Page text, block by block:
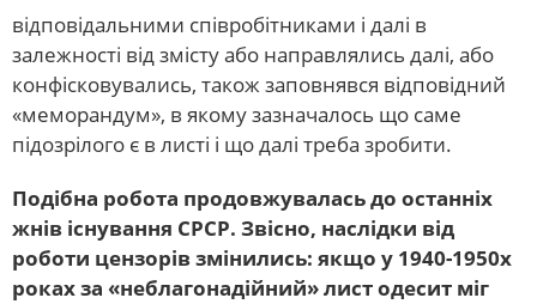
відповідальними співробітниками і далі в
залежності від змісту або направлялись далі, або
конфісковувались, також заповнявся відповідний
«меморандум», в якому зазначалось що саме
підозрілого є в листі і що далі треба зробити.
Подібна робота продовжувалась до останніх
жнів існування СРСР. Звісно, наслідки від
роботи цензорів змінились: якщо у 1940-1950х
роках за «неблагонадійний» лист одесит міг